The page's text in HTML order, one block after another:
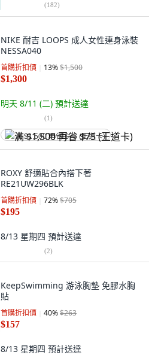
(182)
NIKE 耐吉 LOOPS 成人女性連身泳裝
NESSA040
首購折扣價 13%$1,500
$1,300
明天 8/11 (二) 預計送達
(1)
满 $1,500 再省 $75 (王道卡)
ROXY 舒適貼合內搭下著
RE21UW296BLK
首購折扣價 72%$705
$195
8/13 星期四 預計送達
(2)
KeepSwimming 游泳胸墊 免膠水胸
貼
首購折扣價 40%$263
$157
8/13 星期四 預計送達